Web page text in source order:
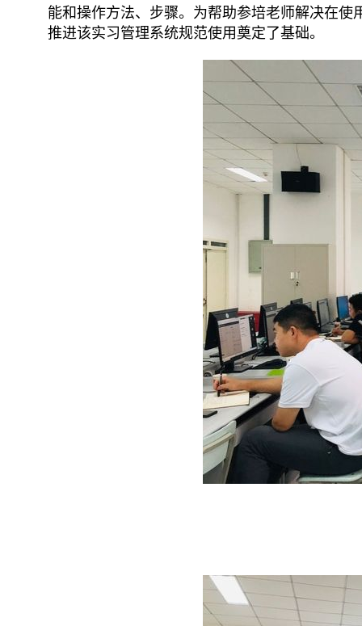
能和操作方法、步骤。为帮助参培老师解决在
推进该实习管理系统规范使用奠定了基础。